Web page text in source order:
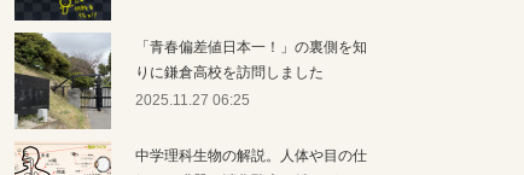
「青春偏差値日本一！」の裏側を知
りに鎌倉高校を訪問しました
2025.11.27 06:25
中学理科生物の解説。人体や目の仕